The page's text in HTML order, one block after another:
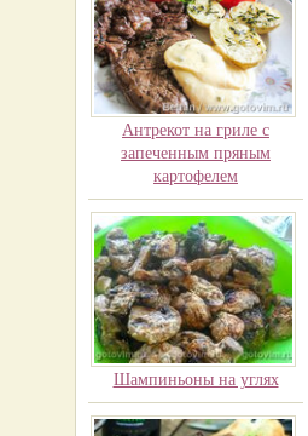
Антрекот на гриле с
запеченным пряным
картофелем
Шампиньоны на углях